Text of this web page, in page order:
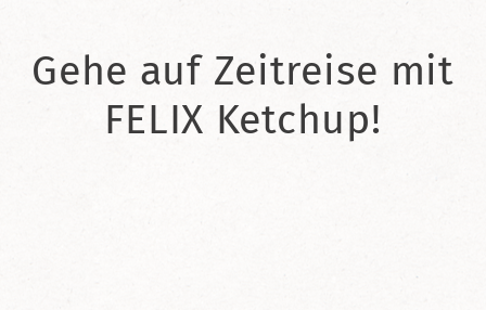
Gehe auf Zeitreise mit
FELIX Ketchup!